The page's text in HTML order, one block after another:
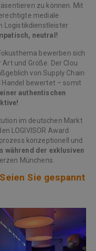
zu können. Mit
mediale
Logistikdienstleister
neutral!
bewerben sich
und Größe. Der Clou
von Supply Chain
bewertet – somit
authentischen
im deutschen Markt
LOGIVISOR Award
konzeptionell und
während der exklusiven
Münchens.
Sie gespannt